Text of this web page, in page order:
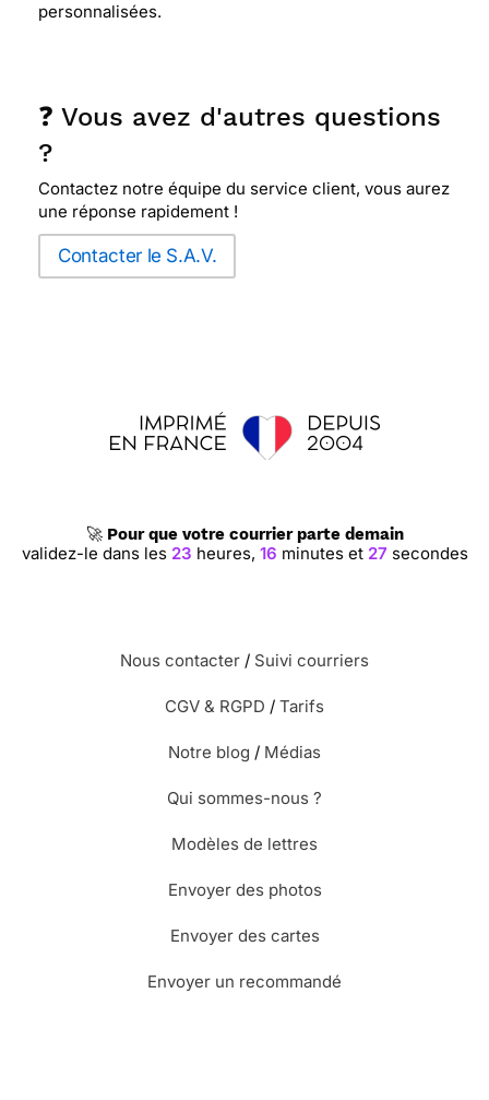
personnalisées.
❓ Vous avez d'autres questions
?
Contactez notre équipe du service client, vous aurez
une réponse rapidement !
Contacter le S.A.V.
🚀 Pour que votre courrier parte demain
validez-le dans les 23 heures, 16 minutes et 26 secondes
Nous contacter / Suivi courriers
CGV & RGPD / Tarifs
Notre blog / Médias
Qui sommes-nous ?
Modèles de lettres
Envoyer des photos
Envoyer des cartes
Envoyer un recommandé